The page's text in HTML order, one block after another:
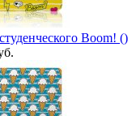
Boom! ()